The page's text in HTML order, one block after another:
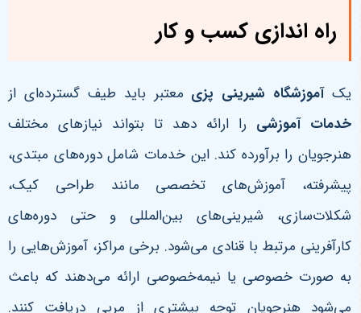
راه اندازی کسب و کار
یکآموزشگاه شیرینی پزی معتبر باید طیف گسترده‌ای از
خدمات آموزشی را ارائه دهد تا بتواند نیازهای مختلف
هنرجویان را برآورده کند. این خدمات شامل دوره‌های مبتدی،
پیشرفته، آموزش‌های تخصصی مانند طراحی کیک،
شکلات‌سازی، شیرینی‌های بین‌المللی و حتی دوره‌های
کارآفرینی مرتبط با قنادی می‌شود. برخی مراکز، آموزش‌هایی را
به صورت خصوصی یا نیمه‌خصوصی ارائه می‌دهند که باعث
می‌شود هنرجویان توجه بیشتری از مربی دریافت کنند.